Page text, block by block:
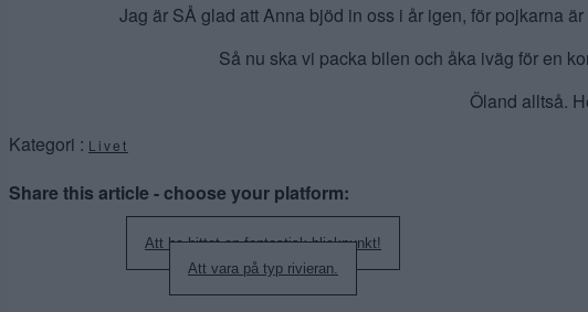
Jag är SÅ glad att Anna bjöd in oss i år igen, för pojkarna
Så nu ska vi packa bilen och åka iväg för en
Öland alltså.
Kategori : Livet
Share this article - choose your platform:
InläggsnavigeringAtt ha hittat en fantastisk blickpunkt!
Att vara på typ rivieran.